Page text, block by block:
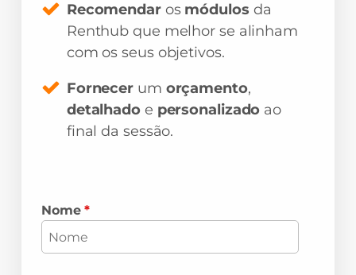
Recomendar osmódulos da
Renthub que melhor se alinham
com os seus objetivos.
Fornecer um orçamento,
detalhadoe personalizado ao
final da sessão.
Nome*